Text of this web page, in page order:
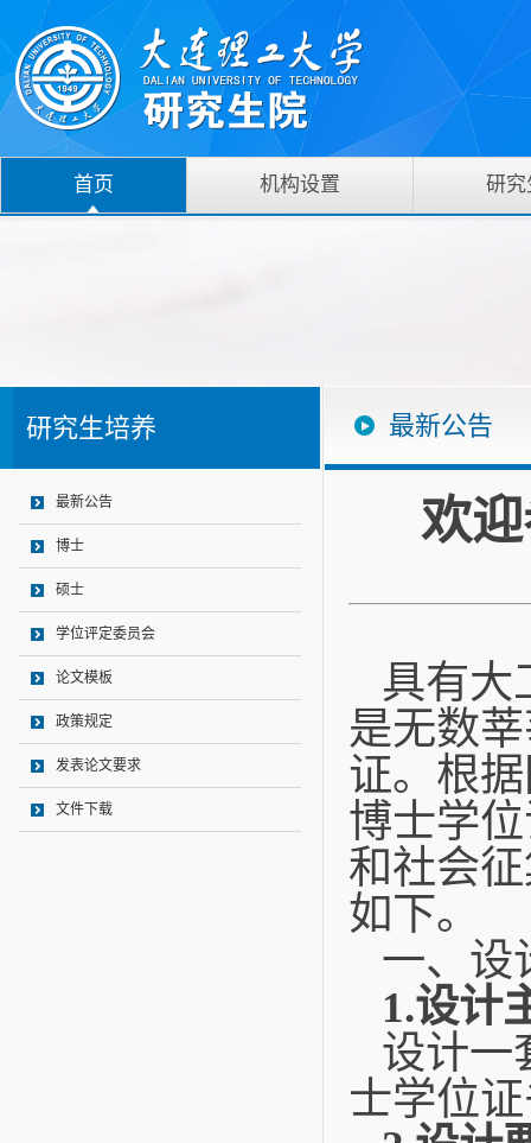
首页 机构设置 研究
研究生培养
最新公告
博士
硕士
学位评定委员会
论文模板
政策规定
发表论文要求
文件下载
最新公告
欢
具有大
是无数
证。根
博士学
和社会
如下。
一、设
1.设计
设计一
士学位